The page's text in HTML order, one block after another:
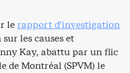
lerapport d’investigation
les causes et
Kay, abattu par un flic
de Montréal (SPVM) le